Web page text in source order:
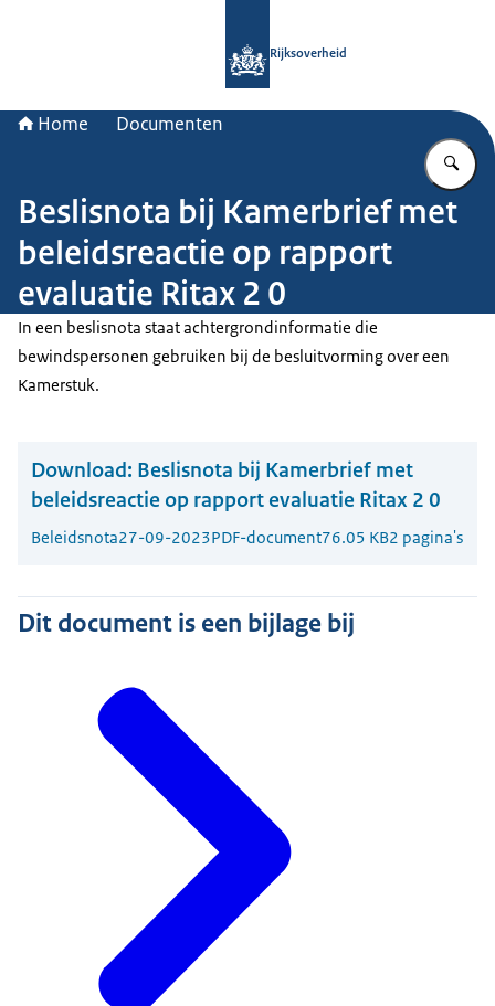
Rijksoverheid
Home Documenten
Beslisnota bij Kamerbrief met
beleidsreactie op rapport
evaluatie Ritax 2 0
In een beslisnota staat achtergrondinformatie die
bewindspersonen gebruiken bij de besluitvorming over een
Kamerstuk.
Download: Beslisnota bij Kamerbrief met
beleidsreactie op rapport evaluatie Ritax 2 0
Beleidsnota27-09-2023PDF-document76.05 KB2 pagina's
Dit document is een bijlage bij